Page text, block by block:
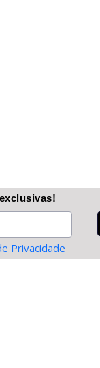
exclusivas!
Privacidade